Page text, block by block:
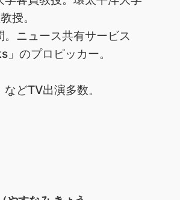
授。
。ニュース共有サービス
」のプロピッカー。
などTV出演多数。